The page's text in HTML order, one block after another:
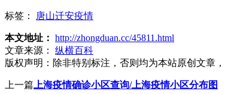
标签： 唐山迁安疫情
本文地址： http://zhongduan.cc/45811.html
文章来源：
纵横百科
版权声明： 除非特别标注，否则均为本站原创文章
上一篇 上海疫情确诊小区查询/上海疫情小区分布图